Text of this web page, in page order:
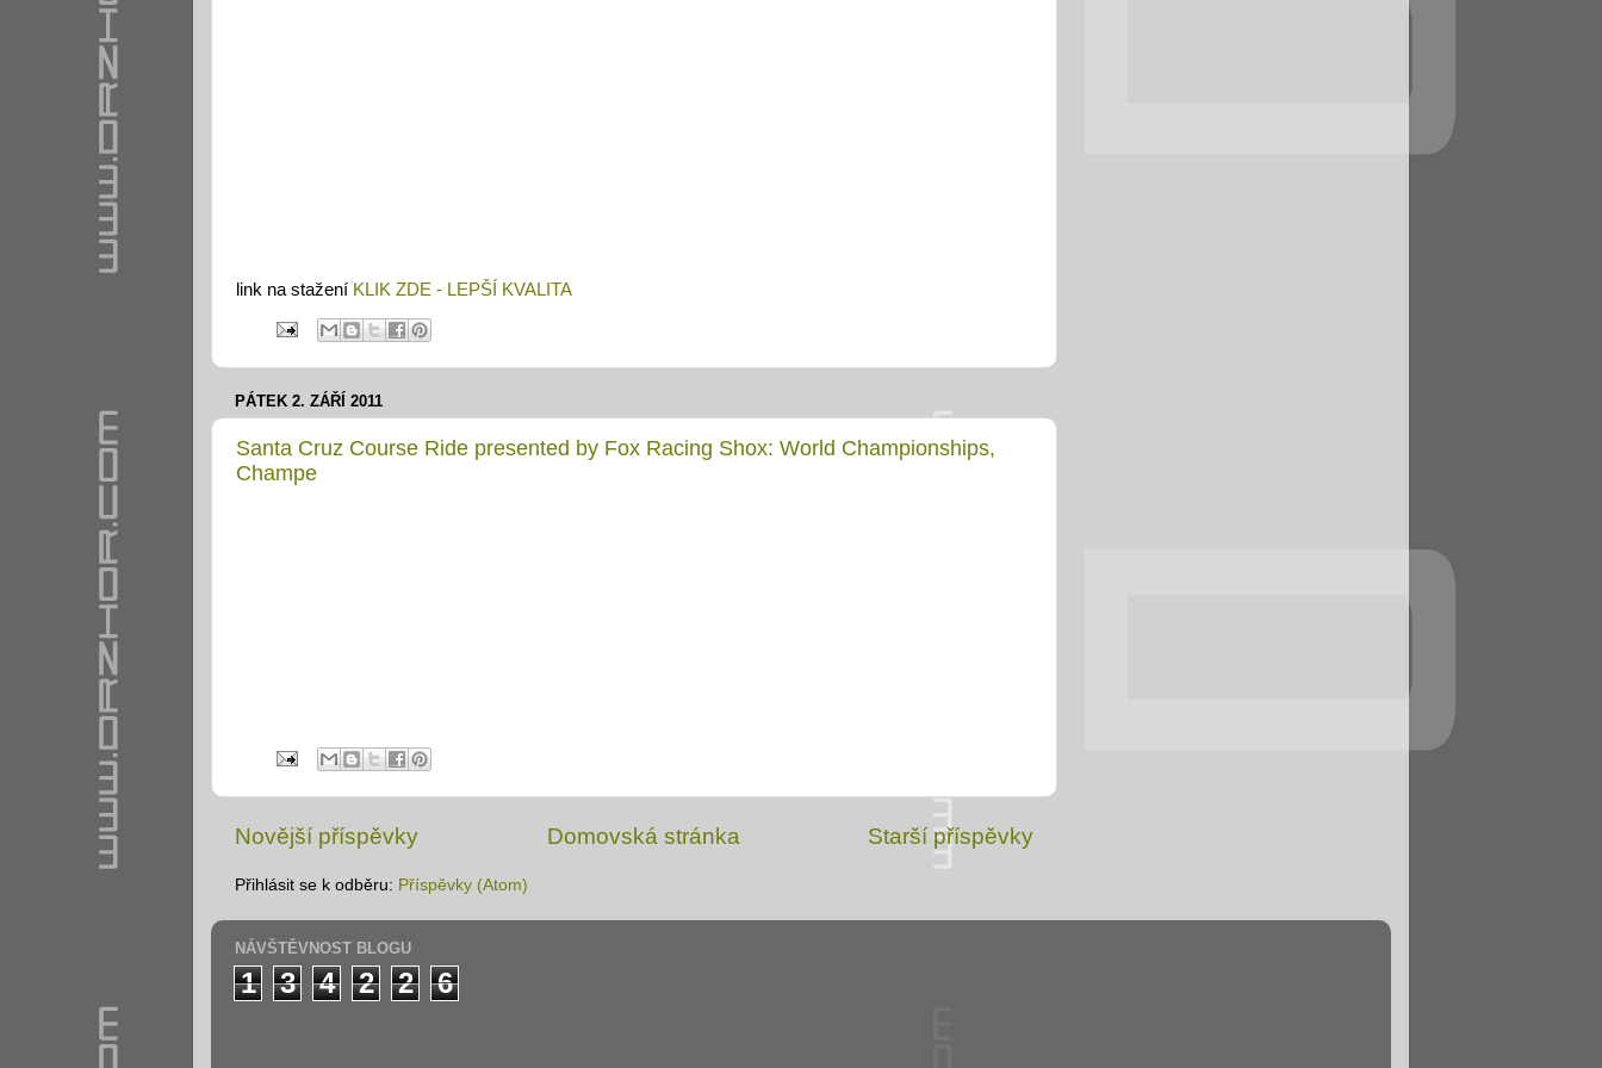
link na stažení KLIK ZDE - LEPŠÍ KVALITA
PÁTEK 2. ZÁŘÍ 2011
Santa Cruz Course Ride presented by Fox Racing Shox: World Championships,
Champe
Novější příspěvky Starší příspěvky
Domovská stránka
Přihlásit se k odběru: Příspěvky (Atom)
NÁVŠTĚVNOST BLOGU
1 3 4 2 2 6